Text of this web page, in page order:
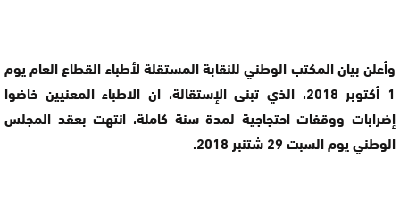
وأعلن بيان المكتب الوطني للنقابة المستقلة لأطباء القطاع العام يوم
1 أكتوبر 2018، الذي تبنى الإستقالة، ان الاطباء المعنيين خاضوا
إضرابات ووقفات احتجاجية لمدة سنة كاملة، انتهت بعقد المجلس
الوطني يوم السبت 29 شتنبر 2018.